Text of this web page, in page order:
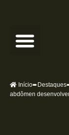
Início➨Destaques
abdômen